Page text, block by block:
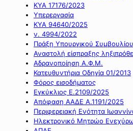
ΚΥΑ 17176/2023
Υπερεργασία
ΚΥΑ 94640/2025
ν. 4994/2022
Πράξη Υπουργικού
Αναστολή είσπραξης
Αδρανοποίηση Α.Φ.Μ.
Κατευθυντήρια Οδηγία 01/2013
Φόρος εισοδήματος
Εγκύκλιος Ε.2109/2025
Απόφαση ΑΑΔΕ Α.1191/2025
Περιφερειακή Ενότητα
Ηλεκτρονικό Μητρώο